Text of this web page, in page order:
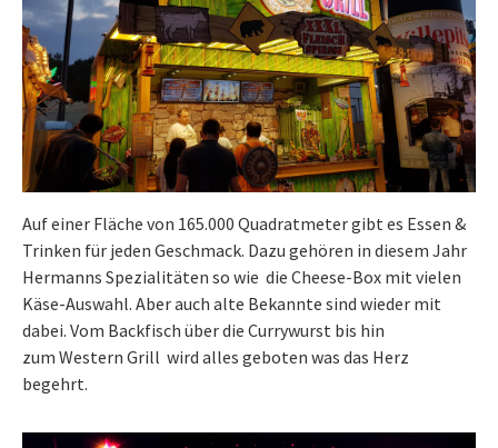
Auf einer Fläche von 165.000 Quadratmeter gibt es Essen &
Trinken für jeden Geschmack. Dazu gehören in diesem Jahr
Hermanns Spezialitäten so wie die Cheese-Box mit vielen
Käse-Auswahl. Aber auch alte Bekannte sind wieder mit
dabei. Vom Backfisch über die Currywurst bis hin
zum Western Grill wird alles geboten was das Herz
begehrt.